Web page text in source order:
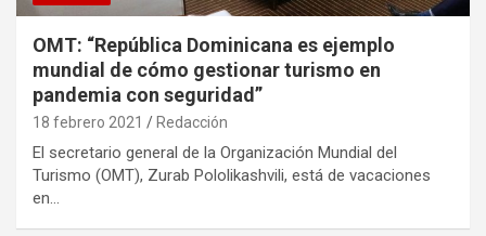
OMT: “República Dominicana es ejemplo
mundial de cómo gestionar turismo en
pandemia con seguridad”
18 febrero 2021 Redacción
El secretario general de la Organización Mundial del
Turismo (OMT), Zurab Pololikashvili, está de vacaciones
en…